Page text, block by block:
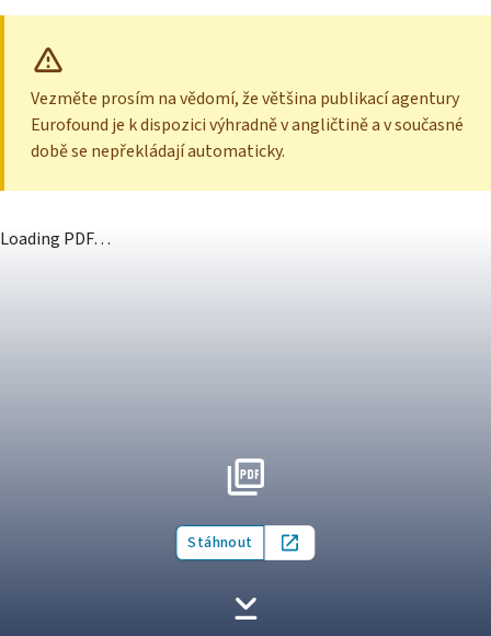
Vezměte prosím na vědomí, že většina publikací agentury
Eurofound je k dispozici výhradně v angličtině a v současné
době se nepřekládají automaticky.
Loading PDF…
Stáhnout Open in new tab